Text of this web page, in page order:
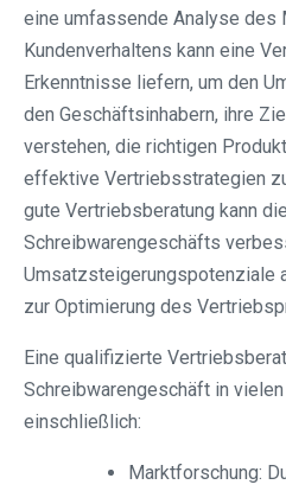
eine umfassende Analyse des
Kundenverhaltens kann eine
Erkenntnisse liefern, um den
den Geschäftsinhabern, ihre
verstehen, die richtigen
effektive Vertriebsstrategien
gute Vertriebsberatung kann
Schreibwarengeschäfts
Umsatzsteigerungspotenziale
zur Optimierung des
Eine qualifizierte
Schreibwarengeschäft in
einschließlich:
Marktforschung: